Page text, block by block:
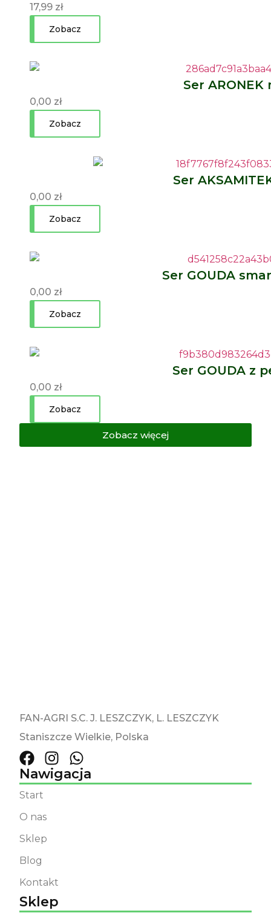
17,99 zł
Zobacz
Ser ARONEK
0,00 zł
Zobacz
Ser
0,00 zł
Zobacz
Ser GOUDA
0,00 zł
Zobacz
Ser GOUDA z
0,00 zł
Zobacz
Zobacz więcej
FAN-AGRI S.C. J. LESZCZYK, L. LESZCZYK
Staniszcze Wielkie, Polska
Nawigacja
Start
O nas
Sklep
Blog
Kontakt
Sklep